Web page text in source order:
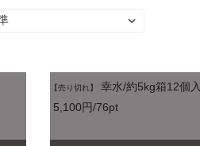
【売り切れ】
幸水/約5kg箱12個入
5,100円/76pt